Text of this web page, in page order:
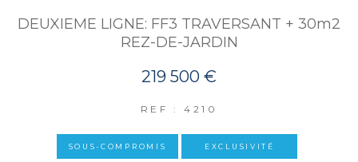
DEUXIEME LIGNE: FF3 TRAVERSANT + 30m2
REZ-DE-JARDIN
219 500 €
REF : 4210
SOUS-COMPROMIS EXCLUSIVITÉ